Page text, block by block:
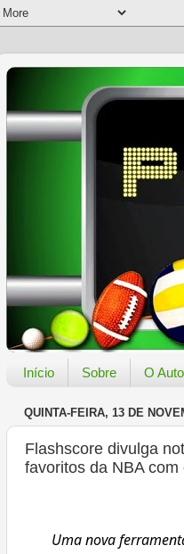
Início Sobre O
QUINTA-FEIRA, 13 DE
Flashscore divulga
favoritos da NBA
Uma nova